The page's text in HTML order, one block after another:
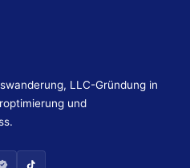
LLC-Gründung in
und